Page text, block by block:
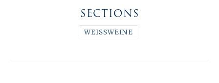
SECTIONS
WEISSWEINE